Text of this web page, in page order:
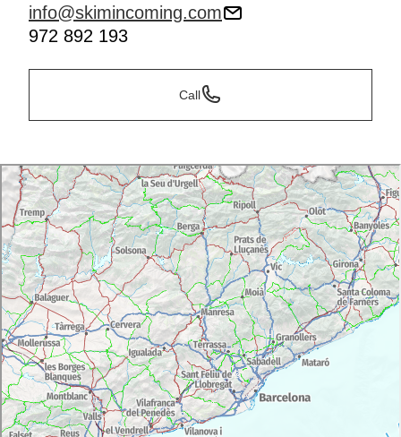
info@skimincoming.com
972 892 193
Call